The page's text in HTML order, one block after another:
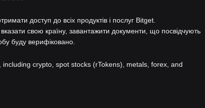
доступ до всіх продуктів і послуг Bitget.
, вказати свою країну, завантажити документи, що посвідчують
буду верифіковано.
crypto, spot stocks (rTokens), metals, forex, and